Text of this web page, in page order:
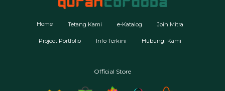
Home Tetang Kami e-Katalog Join Mitra
Project Portfolio Info Terkini Hubungi Kami
Official Store